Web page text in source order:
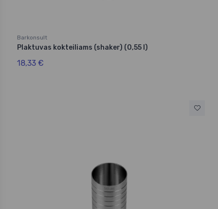
Barkonsult
Plaktuvas kokteiliams (shaker) (0,55 l)
18,33 €